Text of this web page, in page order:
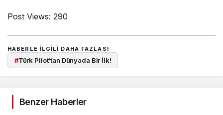
Post Views: 290
HABERLE ILGILI DAHA FAZLASI
#Türk Pilot'tan Dünyada Bir İlk!
Benzer Haberler